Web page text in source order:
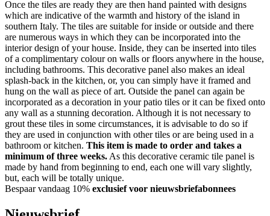
Once the tiles are ready they are then hand painted with designs
which are indicative of the warmth and history of the island in
southern Italy. The tiles are suitable for inside or outside and there
are numerous ways in which they can be incorporated into the
interior design of your house. Inside, they can be inserted into tiles
of a complimentary colour on walls or floors anywhere in the house,
including bathrooms. This decorative panel also makes an ideal
splash-back in the kitchen, or, you can simply have it framed and
hung on the wall as piece of art. Outside the panel can again be
incorporated as a decoration in your patio tiles or it can be fixed onto
any wall as a stunning decoration. Although it is not necessary to
grout these tiles in some circumstances, it is advisable to do so if
they are used in conjunction with other tiles or are being used in a
bathroom or kitchen. This item is made to order and takes a
minimum of three weeks. As this decorative ceramic tile panel is
made by hand from beginning to end, each one will vary slightly,
but, each will be totally unique.
Bespaar vandaag 10% exclusief voor nieuwsbriefabonnees